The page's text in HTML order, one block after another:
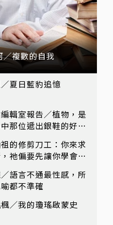
／複數的自我
夏日藍豹追憶
輯室報告／植物，是
那位遞出銀鞋的好女
的修剪刀工：你來求
祂偏要先讓你學會獨
語言不通最性感，所
都不準確
／我的瓊瑤啟蒙史